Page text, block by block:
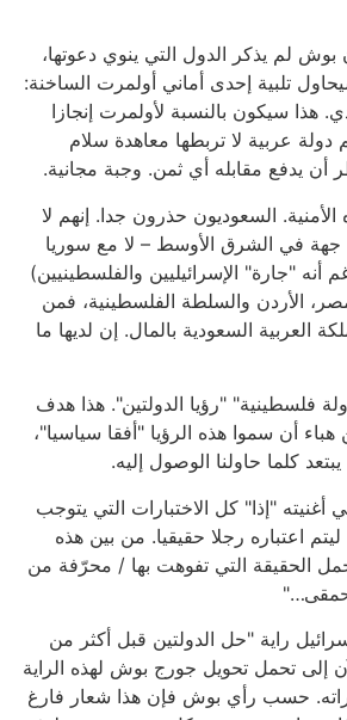
لم يذكر الدول التي ينوي دعوتها،
تلبية إحدى أماني أولمرت الساخنة:
هذا سيكون بالنسبة لأولمرت إنجازا
عربية لا تربطها معاهدة سلام
أن يدفع مقابله أي ثمن. وجبة مجانية.
السعوديون حذرون جدا. إنهم لا
جهة في الشرق الأوسط – لا مع سوريا
أنه "جارة" الإسرائيليين والفلسطينيين)
الأردن والسلطة الفلسطينية، فمن
العربية السعودية بالمال. إن لديها ما
فلسطينية" "رؤيا الدولتين". هذا هدف
هباء أن سموا هذه الرؤيا "أفقا سياسيا"،
كلما حاولنا الوصول إليه.
أغنيته "إذا" كل الاختبارات التي يتوجب
ليتم اعتباره رجلا حقيقيا. من بين هذه
الحقيقة التي تفوهت بها / محرّفة من
راية "حل الدولتين قبل أكثر من
إلى تحمل تحويل جورج بوش لهذه الراية
حسب رأي بوش فإن هذا شعار فارغ